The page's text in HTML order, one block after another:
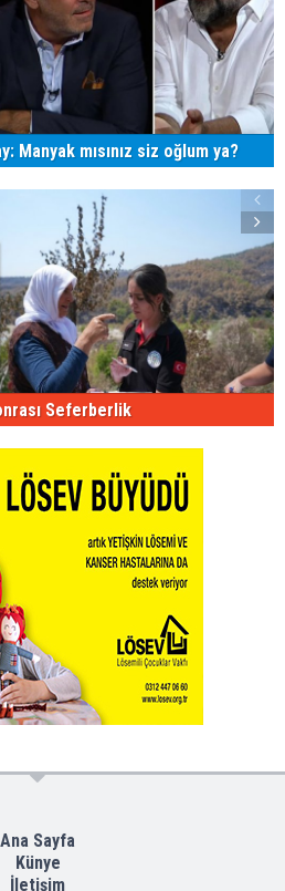
Manyak mısınız siz oğlum ya?
Seferberlik
Ana Sayfa
Künye
İletişim